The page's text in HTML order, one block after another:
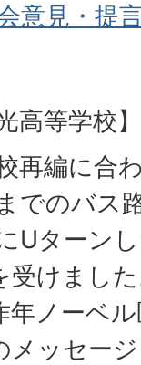
意見・提
光高等学校
再編に合
でのバス
Uターン
受けまし
ノーベ
メッセー